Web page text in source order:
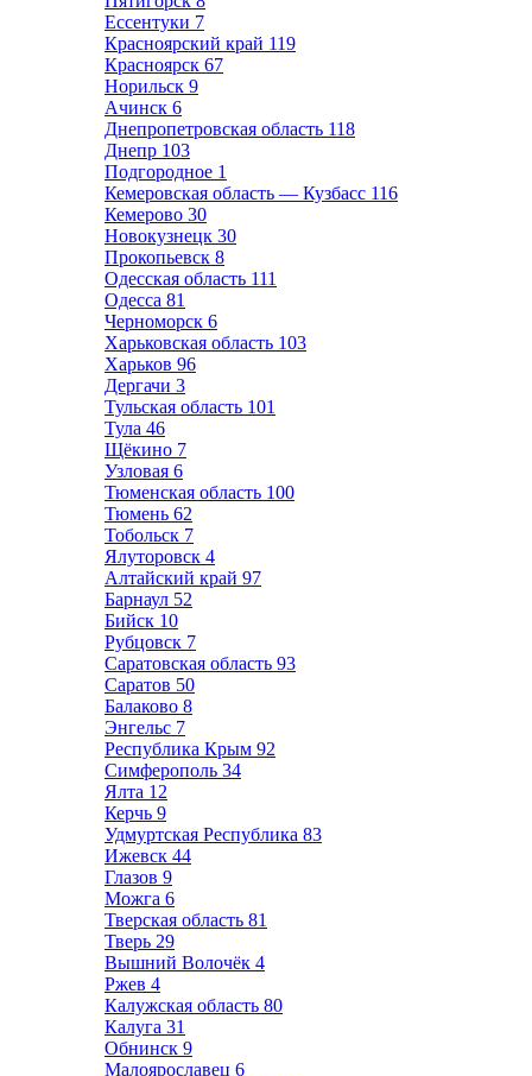
Ессентуки 7
Красноярский край 119
Красноярск 67
Норильск 9
Ачинск 6
Днепропетровская область 118
Днепр 103
Подгородное 1
Кемеровская область — Кузбасс 116
Кемерово 30
Новокузнецк 30
Прокопьевск 8
Одесская область 111
Одесса 81
Черноморск 6
Харьковская область 103
Харьков 96
Дергачи 3
Тульская область 101
Тула 46
Щёкино 7
Узловая 6
Тюменская область 100
Тюмень 62
Тобольск 7
Ялуторовск 4
Алтайский край 97
Барнаул 52
Бийск 10
Рубцовск 7
Саратовская область 93
Саратов 50
Балаково 8
Энгельс 7
Республика Крым 92
Симферополь 34
Ялта 12
Керчь 9
Удмуртская Республика 83
Ижевск 44
Глазов 9
Можга 6
Тверская область 81
Тверь 29
Вышний Волочёк 4
Ржев 4
Калужская область 80
Калуга 31
Обнинск 9
Малоярославец 6